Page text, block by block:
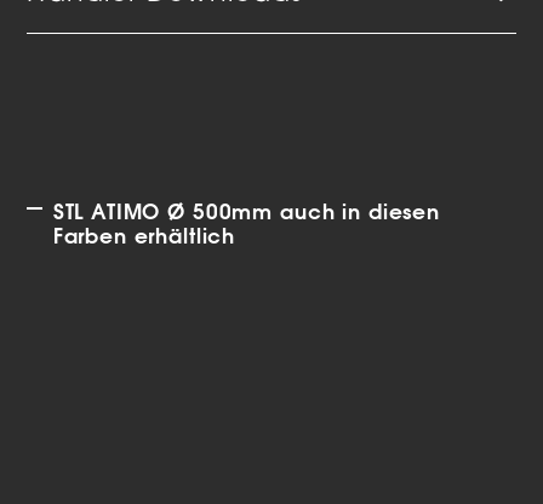
STL ATIMO Ø 500mm auch in diesen
Farben erhältlich